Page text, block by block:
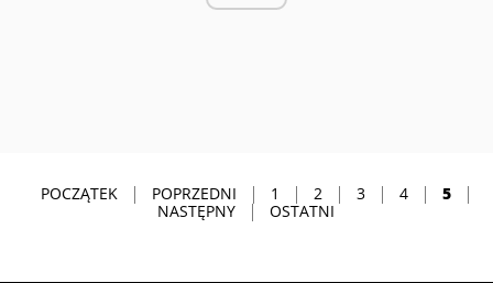
POCZĄTEK POPRZEDNI 1 2 3 4
5
NASTĘPNY
OSTATNI